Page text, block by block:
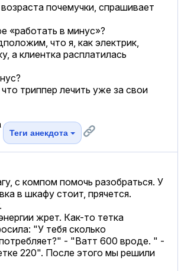
почемучки, спрашивает
«работать в минус»?
что я, как электрик,
а клиентка расплатилась
триппер лечить уже за свои
Теги анекдота
с компом помочь разобраться. У
в шкафу стоит, прячется.
жрет. Как-то тетка
"У тебя сколько
- "Ватт 600 вроде. " -
220". После этого мы решили